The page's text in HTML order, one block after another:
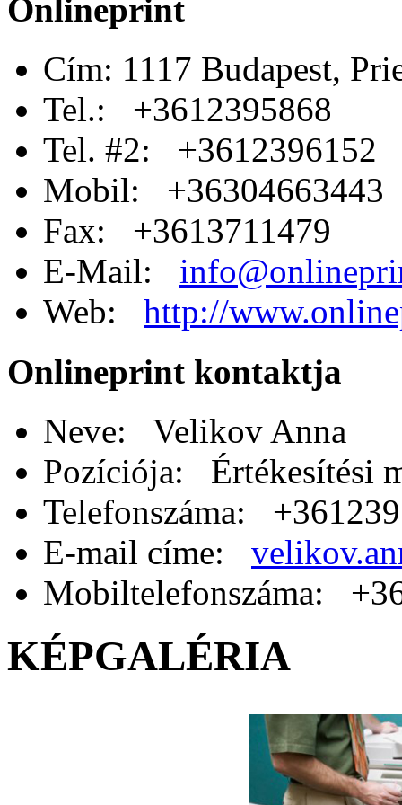
Onlineprint
Cím: 1117 Budapest,
Tel.: +3612395868
Tel. #2: +3612396152
Mobil: +36304663443
Fax: +3613711479
E-Mail:
Web: http://
Onlineprint kontaktja
Neve: Velikov Anna
Pozíciója: Értékesítési
Telefonszáma:
E-mail címe:
Mobiltelefonszáma:
KÉPGALÉRIA